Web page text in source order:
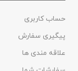
حساب کاربری
پیگیری سفارش
علاقه مندی ها